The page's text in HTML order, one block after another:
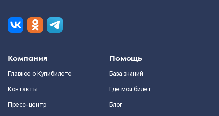
Компания
Главное о Купибилете
Контакты
Пресс-центр
Помощь
База знаний
Где мой билет
Блог